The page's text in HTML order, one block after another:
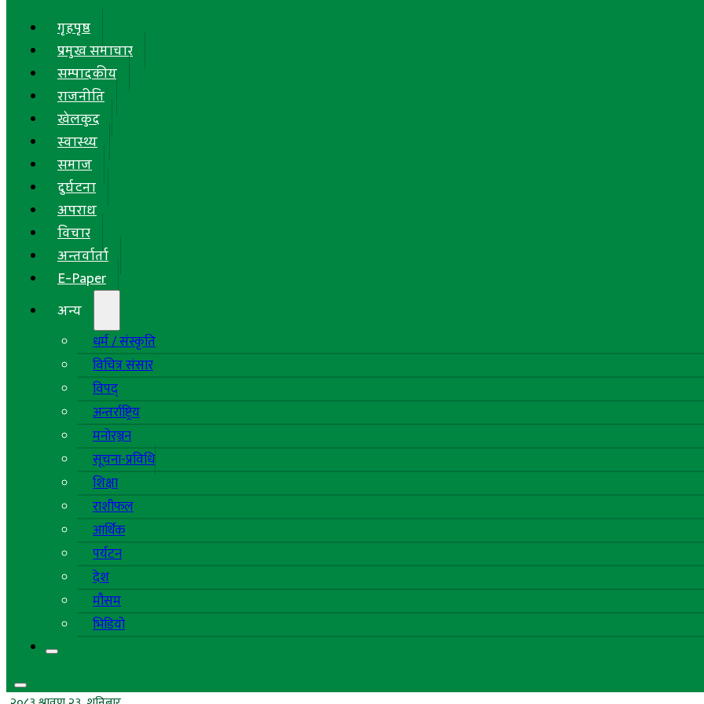
गृहपृष्ठ
प्रमुख समाचार
सम्पादकीय
राजनीति
खेलकुद
स्वास्थ्य
समाज
दुर्घटना
अपराध
विचार
अन्तर्वार्ता
E-Paper
अन्य
धर्म / संस्कृति
विचित्र संसार
विपद्
अन्तर्राष्ट्रिय
मनोरञ्जन
सूचना-प्रविधि
शिक्षा
राशीफल
आर्थिक
पर्यटन
देश
मौसम
भिडियो